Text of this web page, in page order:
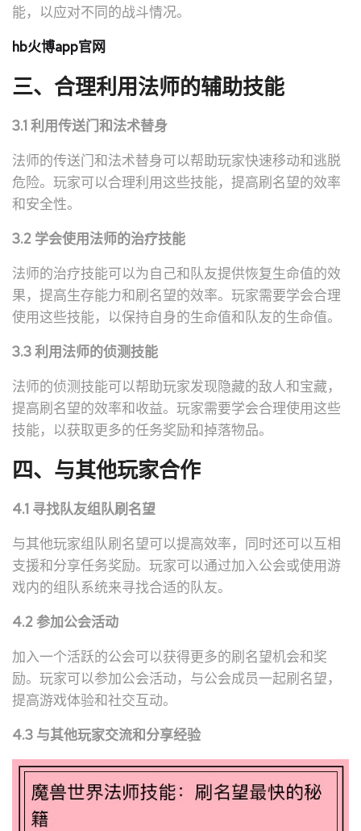
能，以应对不同的战斗情况。
hb火博app官网
三、合理利用法师的辅助技能
3.1 利用传送门和法术替身
法师的传送门和法术替身可以帮助玩家快速移动和逃脱
危险。玩家可以合理利用这些技能，提高刷名望的效率
和安全性。
3.2 学会使用法师的治疗技能
法师的治疗技能可以为自己和队友提供恢复生命值的效
果，提高生存能力和刷名望的效率。玩家需要学会合理
使用这些技能，以保持自身的生命值和队友的生命值。
3.3 利用法师的侦测技能
法师的侦测技能可以帮助玩家发现隐藏的敌人和宝藏，
提高刷名望的效率和收益。玩家需要学会合理使用这些
技能，以获取更多的任务奖励和掉落物品。
四、与其他玩家合作
4.1 寻找队友组队刷名望
与其他玩家组队刷名望可以提高效率，同时还可以互相
支援和分享任务奖励。玩家可以通过加入公会或使用游
戏内的组队系统来寻找合适的队友。
4.2 参加公会活动
加入一个活跃的公会可以获得更多的刷名望机会和奖
励。玩家可以参加公会活动，与公会成员一起刷名望，
提高游戏体验和社交互动。
4.3 与其他玩家交流和分享经验